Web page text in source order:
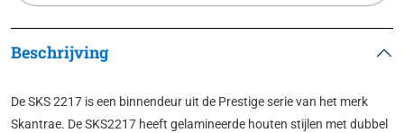
Beschrijving
De SKS 2217 is een binnendeur uit de Prestige serie van het merk
Skantrae. De SKS2217 heeft gelamineerde houten stijlen met dubbel